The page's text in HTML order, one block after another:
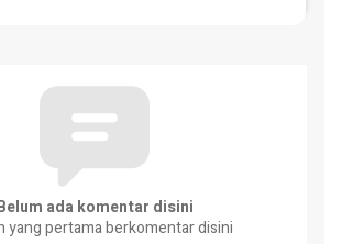
ada komentar disini
yang pertama berkomentar disini